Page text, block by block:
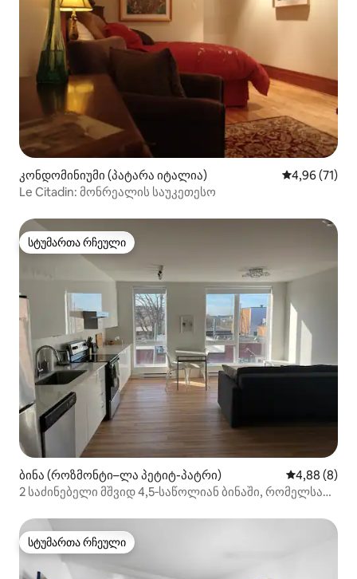
კონდომინიუმი (პატარა იტალია) საშუალო
4,96 (71)
Le Citadin: მონრეალის საუკეთესო
სტუმართა რჩეული
სტუმართა რჩეული
ბინა (როზმონტი–ლა პეტიტ-პატრი) საშუალო
4,88 (8)
2 საძინებელი მშვიდ 4,5‑საწოლიან ბინაში, რომელსაც
სტუმართა რჩეული
სტუმართა რჩეული